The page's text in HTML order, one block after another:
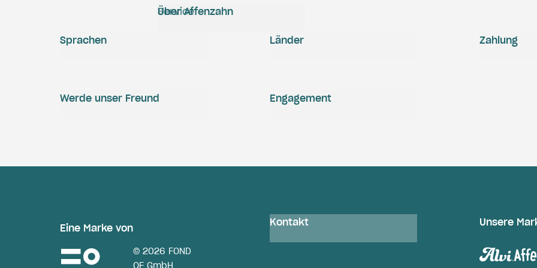
Service
Über Affenzahn
Zahlung
Engagement
Werde unser Freund
Sprachen Länder
Eine Marke von
© 2026 FOND
OF GmbH
Kontakt Unsere